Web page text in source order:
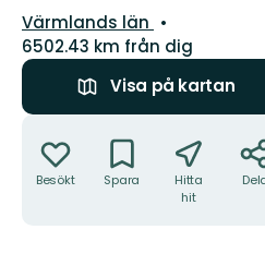
Län:
Värmlands län
6502.43 km från dig
Visa på kartan
Besökt Spara
Hitta
hit